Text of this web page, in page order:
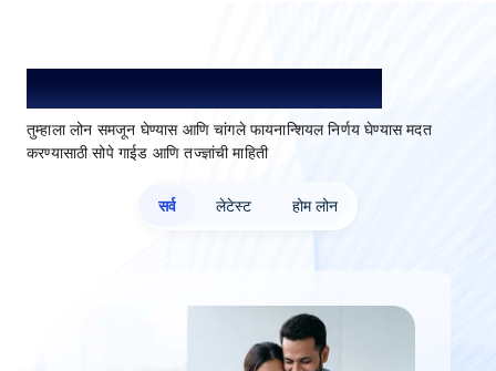
लोन समजून घ्या. अधिक चांगले निवडा.
तुम्हाला लोन समजून घेण्यास आणि चांगले फायनान्शियल निर्णय घेण्यास मदत
करण्यासाठी सोपे गाईड आणि तज्ज्ञांची माहिती
सर्व लेटेस्ट होम लोन